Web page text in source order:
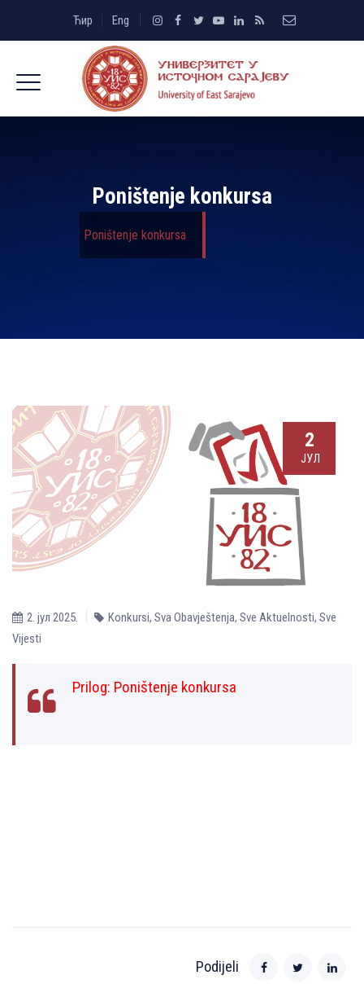
Ћир Eng
Poništenje konkursa
Poništenje konkursa
2
ЈУЛ
2. јул 2025. Konkursi, Sva Obavještenja, Sve Aktuelnosti, Sve
Vijesti
Prilog: Poništenje konkursa
Podijeli